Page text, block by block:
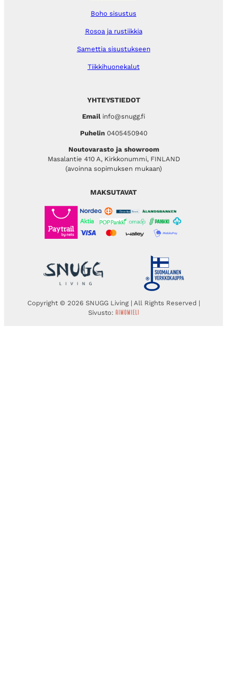
YHTEYSTIEDOT
Emailinfo@snugg.fi
Puhelin 0405450940
Noutovarasto ja showroom
Masalantie 410 A, Kirkkonummi, FINLAND
(avoinna sopimuksen mukaan)
Boho sisustus
Rosoa ja rustiikkia
Samettia sisustukseen
Tiikkihuonekalut
MAKSUTAVAT
Copyright © 2026 SNUGG Living | All Rights Reserved |
Sivusto: